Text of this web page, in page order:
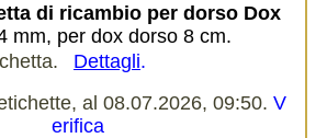
di ricambio per dorso Dox
mm, per dox dorso 8 cm.
Dettagli.
al 08.07.2026, 09:50. V
erifica